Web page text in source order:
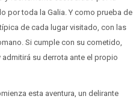
por toda la Galia. Y como prueba de
de cada lugar visitado, con las
Si cumple con su cometido,
su derrota ante el propio
esta aventura, un delirante